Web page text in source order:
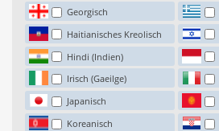
Georgisch
Haitianisches Kreolisch
Hindi (Indien)
Irisch (Gaeilge)
Japanisch
Koreanisch